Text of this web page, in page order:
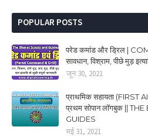
POPULAR POSTS
परेड कमांड और ड्रिल |
सावधान, विश्राम, पीछे मुड़
जून 30, 2021
प्राथमिक सहायता (FIRST
प्रथम सोपान लॉगबुक ||
GUIDES
मई 31, 2021